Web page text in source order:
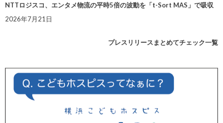
NTTロジスコ、エンタメ物流の平時5倍の波動を「t-Sort MAS」で吸収
2026年7月21日
プレスリリースまとめてチェック一覧